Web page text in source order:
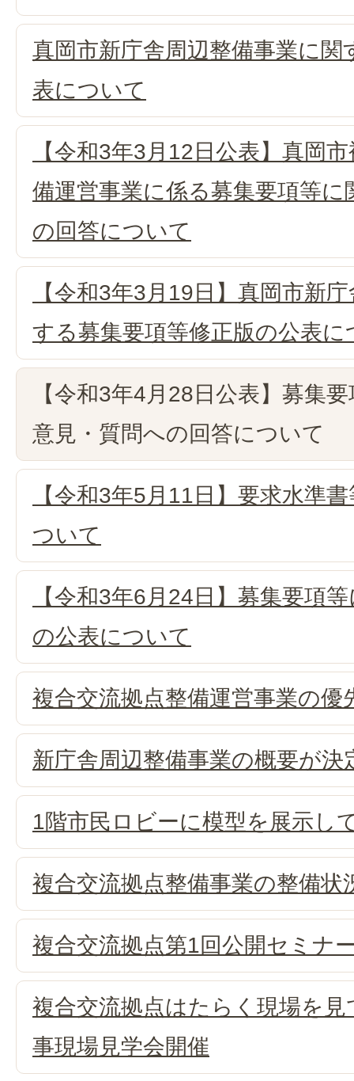
真岡市新庁舎周辺整備事業に関
表について
【令和3年3月12日公表】真岡
備運営事業に係る募集要項等
の回答について
【令和3年3月19日】真岡市新
する募集要項等修正版の公表に
【令和3年4月28日公表】募集
意見・質問への回答について
【令和3年5月11日】要求水準
ついて
【令和3年6月24日】募集要項
の公表について
複合交流拠点整備運営事業の優
新庁舎周辺整備事業の概要が決
1階市民ロビーに模型を展示し
複合交流拠点整備事業の整備状
複合交流拠点第1回公開セミナ
複合交流拠点はたらく現場を
事現場見学会開催